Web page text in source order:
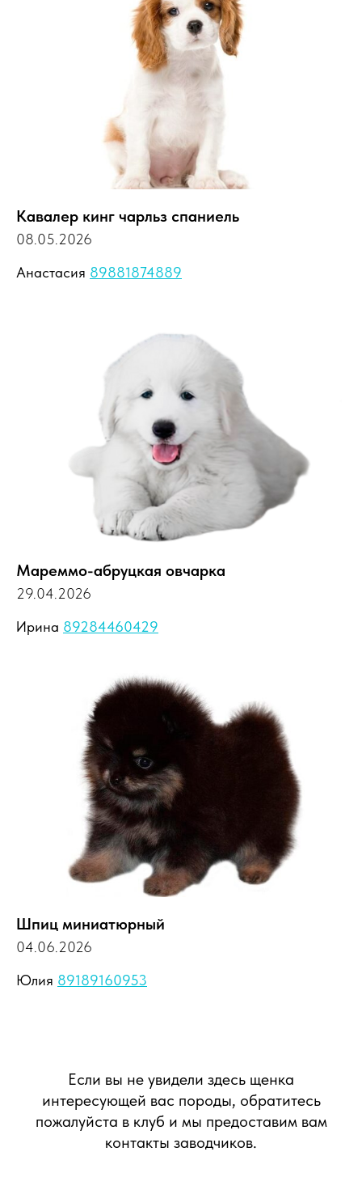
Кавалер кинг чарльз спаниель
08.05.2026
Анастасия 89881874889
Мареммо-абруцкая овчарка
29.04.2026
Ирина 89284460429
Шпиц миниатюрный
04.06.2026
Юлия 89189160953
Если вы не увидели здесь щенка
интересующей вас породы, обратитесь
пожалуйста в клуб и мы предоставим вам
контакты заводчиков.